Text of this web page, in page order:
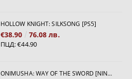
HOLLOW KNIGHT: SILKSONG [PS5]
€38.90 76.08 лв.
ПЦД:€44.90
ONIMUSHA: WAY OF THE SWORD [NINTENDO SWITCH 2]